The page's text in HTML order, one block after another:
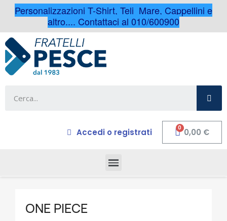
Personalizzazioni T-Shirt, Teli Mare, Cappellini e
altro.... Contattaci al 010/600900
Accedi o registrati 0,00 €
ONE PIECE